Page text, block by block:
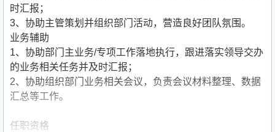
时汇报；
3、协助主管策划并组织部门活动，营造良好团队氛围。
业务辅助
1、协助部门主业务/专项工作落地执行，跟进落实领导交办
的业务相关任务并及时汇报；
2、协助组织部门业务相关会议，负责会议材料整理、数据
汇总等工作。
任职资格